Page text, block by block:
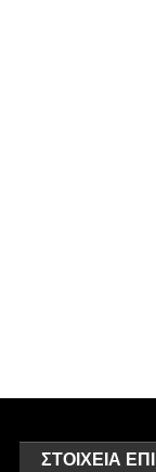
ΣΤΟΙΧΕΊΑ